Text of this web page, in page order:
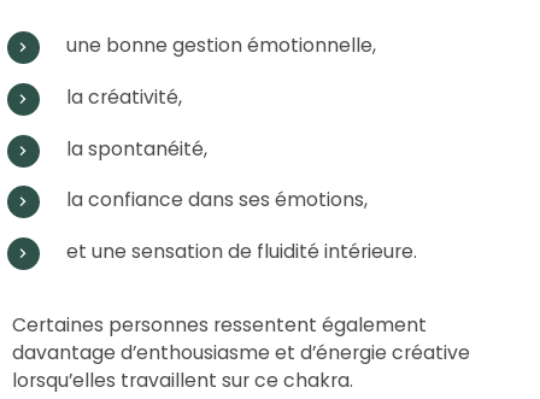
une bonne gestion émotionnelle,
la créativité,
la spontanéité,
la confiance dans ses émotions,
et une sensation de fluidité intérieure.
Certaines personnes ressentent également
davantage d’enthousiasme et d’énergie créative
lorsqu’elles travaillent sur ce chakra.